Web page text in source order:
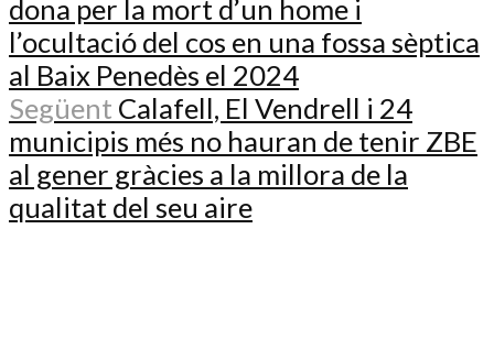
dona per la mort d’un home i
l’ocultació del cos en una fossa sèptica
al Baix Penedès el 2024
Següent Calafell, El Vendrell i 24
municipis més no hauran de tenir ZBE
al gener gràcies a la millora de la
qualitat del seu aire